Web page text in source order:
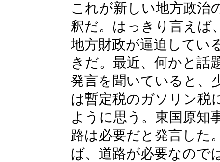
これが新しい地方政治
釈だ。はっきり言えば
地方財政が逼迫してい
きだ。最近、何かと話
発言を聞いていると、
は暫定税のガソリン税
ように思う。東国原知
路は必要だと発言した
ば、道路が必要なので